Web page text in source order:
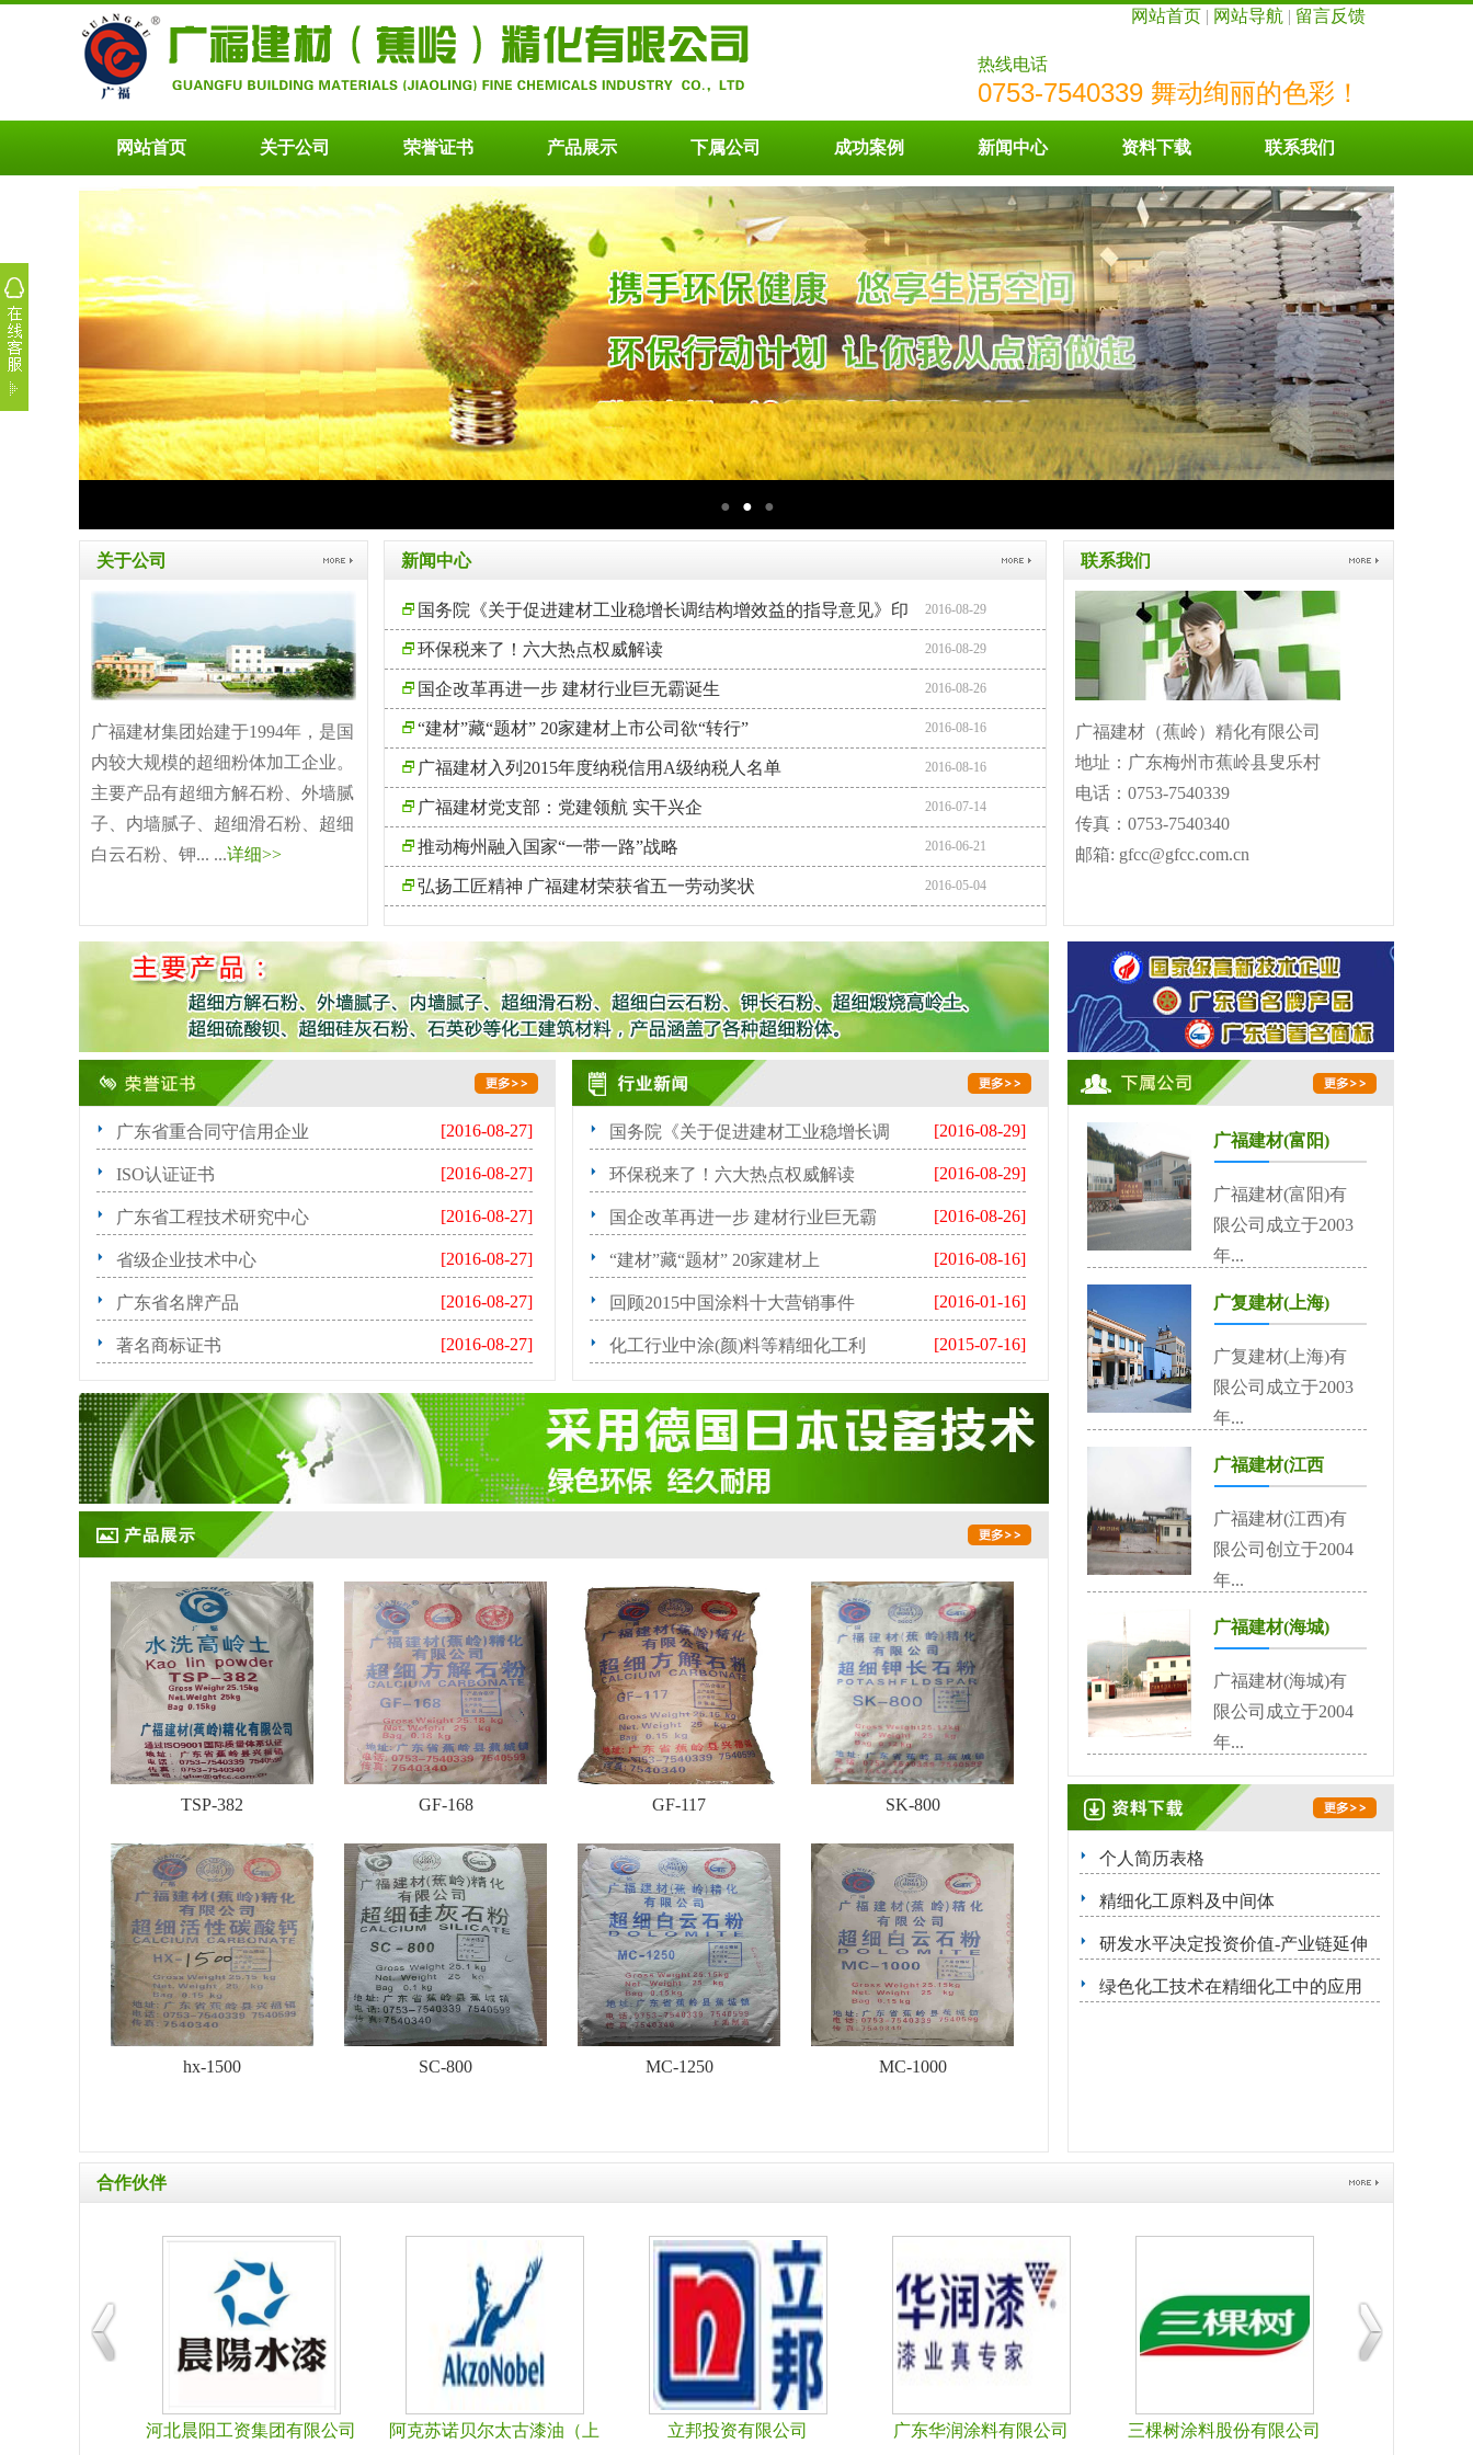
网站首页| 网站导航 | 留言反馈
热线电话
0753-7540339 舞动绚丽的色彩！
网站首页 关于公司 荣誉证书 产品展示 下属公司 成功案例 新闻中心 资料下载 联系我们
● ● ●
关于公司
广福建材集团始建于1994年，是国
内较大规模的超细粉体加工企业。
主要产品有超细方解石粉、外墙腻
子、内墙腻子、超细滑石粉、超细
白云石粉、钾... ...详细>>
新闻中心
国务院《关于促进建材工业稳增长调结构增效益的指导意见》印 2016-08-29
环保税来了！六大热点权威解读 2016-08-29
国企改革再进一步 建材行业巨无霸诞生 2016-08-26
“建材”藏“题材” 20家建材上市公司欲“转行” 2016-08-16
广福建材入列2015年度纳税信用A级纳税人名单 2016-08-16
广福建材党支部：党建领航 实干兴企 2016-07-14
推动梅州融入国家“一带一路”战略 2016-06-21
弘扬工匠精神 广福建材荣获省五一劳动奖状 2016-05-04
联系我们
广福建材（蕉岭）精化有限公司
地址：广东梅州市蕉岭县叟乐村
电话：0753-7540339
传真：0753-7540340
邮箱: gfcc@gfcc.com.cn
[2016-08-27]
广东省重合同守信用企业
[2016-08-27]
ISO认证证书
[2016-08-27]
广东省工程技术研究中心
[2016-08-27]
省级企业技术中心
[2016-08-27]
广东省名牌产品
[2016-08-27]
著名商标证书
[2016-08-29]
国务院《关于促进建材工业稳增长调
[2016-08-29]
环保税来了！六大热点权威解读
[2016-08-26]
国企改革再进一步 建材行业巨无霸
[2016-08-16]
“建材”藏“题材” 20家建材上
[2016-01-16]
回顾2015中国涂料十大营销事件
[2015-07-16]
化工行业中涂(颜)料等精细化工利
TSP-382 GF-168 GF-117 SK-800
hx-1500 SC-800 MC-1250 MC-1000
广福建材(富阳)
广福建材(富阳)有
限公司成立于2003
年...
广复建材(上海)
广复建材(上海)有
限公司成立于2003
年...
广福建材(江西
广福建材(江西)有
限公司创立于2004
年...
广福建材(海城)
广福建材(海城)有
限公司成立于2004
年...
个人简历表格
精细化工原料及中间体
研发水平决定投资价值-产业链延伸
绿色化工技术在精细化工中的应用
合作伙伴
三棵树涂料股份有限公司 威士伯涂料（广东）有限公司 PPG涂料（天津）有限公司 广东美涂士建材股份有限公司 河北晨阳工资集团有限公司